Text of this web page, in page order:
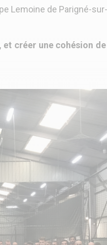
Lemoine de Parigné-
créer une cohésion